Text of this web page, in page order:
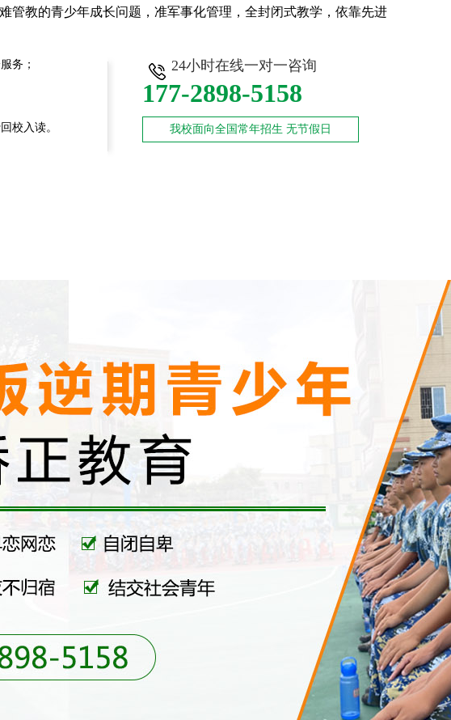
务；
校入读。
24小时在线一对一咨询
管教的青少年成长问题，准军事化管理，全封闭式教学，依靠先进
177-2898-5158
我校面向全国常年招生 无节假日